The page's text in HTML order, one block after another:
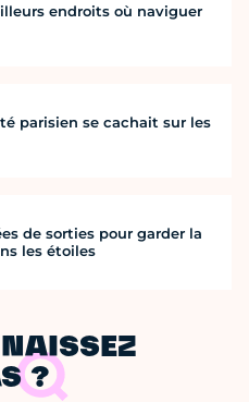
endroits où naviguer
parisien se cachait sur les
de sorties pour garder la
les étoiles
?